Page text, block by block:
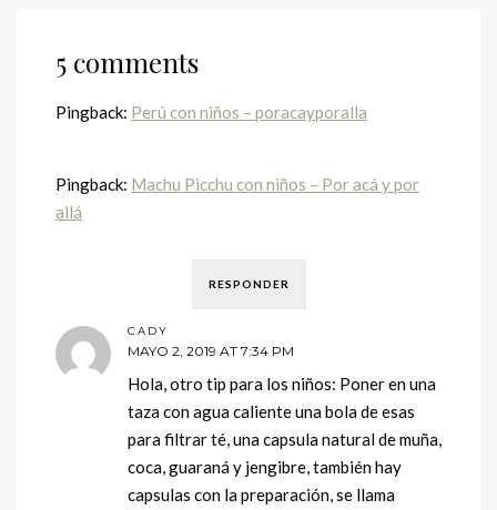
5 comments
Pingback: Perú con niños – poracayporalla
Pingback: Machu Picchu con niños – Por acá y por
allá
RESPONDER
CADY
MAYO 2, 2019 AT 7:34 PM
Hola, otro tip para los niños: Poner en una
taza con agua caliente una bola de esas
para filtrar té, una capsula natural de muña,
coca, guaraná y jengibre, también hay
capsulas con la preparación, se llama